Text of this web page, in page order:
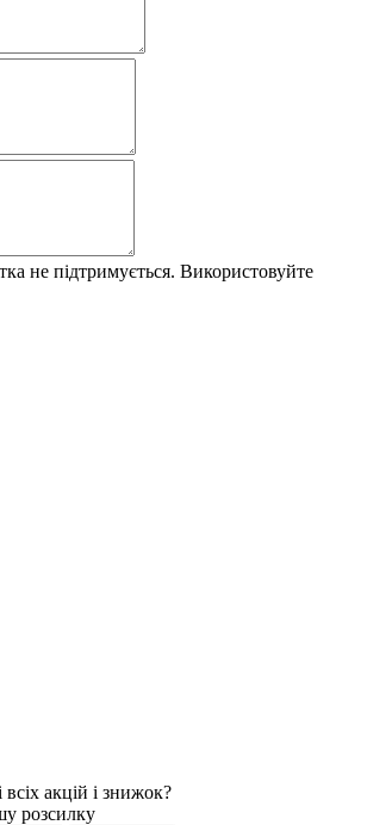
не підтримується. Використовуйте
акцій і знижок?
розсилку